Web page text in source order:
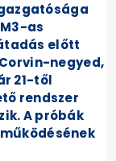
as
előtt
negyed,
21-től
rendszer
A próbák